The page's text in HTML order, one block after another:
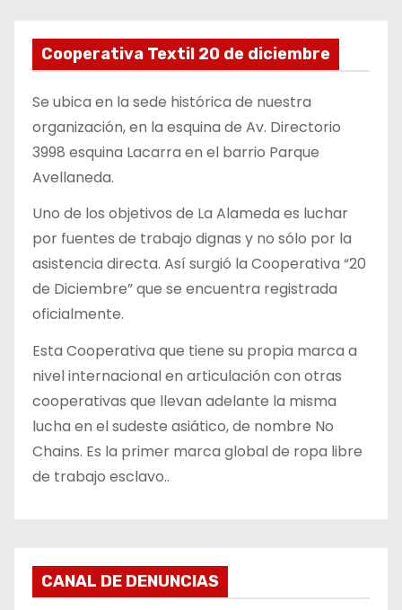
Cooperativa Textil 20 de diciembre
Se ubica en la sede histórica de nuestra
organización, en la esquina de Av. Directorio
3998 esquina Lacarra en el barrio Parque
Avellaneda.
Uno de los objetivos de La Alameda es luchar
por fuentes de trabajo dignas y no sólo por la
asistencia directa. Así surgió la Cooperativa “20
de Diciembre” que se encuentra registrada
oficialmente.
Esta Cooperativa que tiene su propia marca a
nivel internacional en articulación con otras
cooperativas que llevan adelante la misma
lucha en el sudeste asiático, de nombre No
Chains. Es la primer marca global de ropa libre
de trabajo esclavo..
CANAL DE DENUNCIAS